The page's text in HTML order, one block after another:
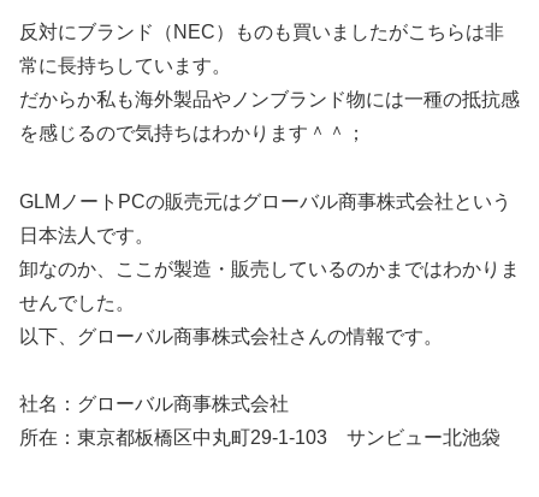
反対にブランド（NEC）ものも買いましたがこちらは非
常に長持ちしています。
だからか私も海外製品やノンブランド物には一種の抵抗感
を感じるので気持ちはわかります＾＾；
GLMノートPCの販売元はグローバル商事株式会社という
日本法人です。
卸なのか、ここが製造・販売しているのかまではわかりま
せんでした。
以下、グローバル商事株式会社さんの情報です。
社名：グローバル商事株式会社
所在：東京都板橋区中丸町29-1-103 サンビュー北池袋